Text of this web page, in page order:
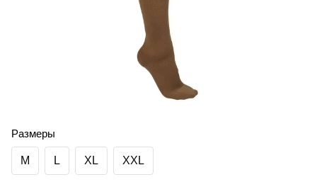
Размеры
M L XL XXL